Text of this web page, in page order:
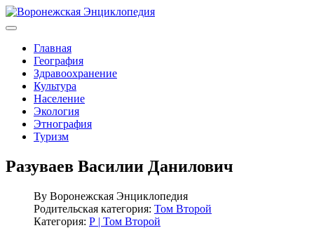
Главная
География
Здравоохранение
Культура
Население
Экология
Этнография
Туризм
Разуваев Василии Данилович
By Воронежская Энциклопедия
Родительская категория: Том Второй
Категория: Р | Том Второй